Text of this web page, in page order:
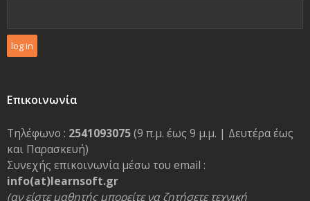
Επικοινωνία
Τηλέφωνο : 2541093075(9 π.μ. έως 9 μ.μ. | Δευτέρα έως
και Παρασκευή)
Συνεχής επικοινωνία μέσω του email :
info(at)learnsoft.gr
(αν είστε μαθητής μπορείτε να ζητήσετε τεχνική